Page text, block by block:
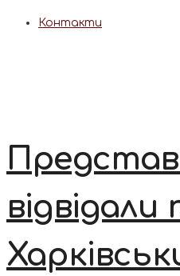
Контакти